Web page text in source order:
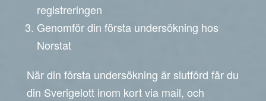
registreringen
Genomför din första undersökning hos
Norstat
När din första undersökning är slutförd får du
din Sverigelott inom kort via mail, och